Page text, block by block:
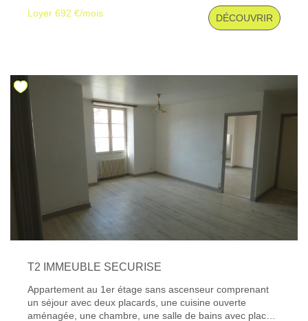
sur les risques auxquels ce bien est exposé sont
disponibles sur le site Géorisques : www. georisques.
Loyer 692 €/mois DÉCOUVRIR
T2 IMMEUBLE SECURISE
Appartement au 1er étage sans ascenseur comprenant
un séjour avec deux placards, une cuisine ouverte
aménagée, une chambre, une salle de bains avec placard